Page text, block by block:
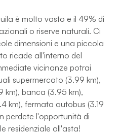
è molto vasto e il 49% di
o riserve naturali. Ci
dimensioni e una piccola
ricade all'interno del
vicinanze potrai
supermercato (3.99 km),
km), banca (3.95 km),
km), fermata autobus (3.19
perdete l'opportunità di
residenziale all'asta!